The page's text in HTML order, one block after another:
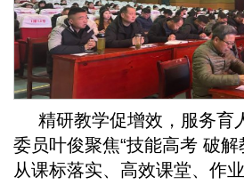
精研教学促增效，服务育
委员叶俊聚焦“技能高考 破解
从课标落实、高效课堂、作